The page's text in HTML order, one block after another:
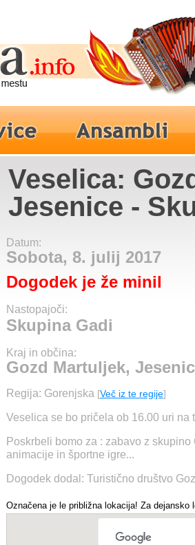
Veselica:
Jesenice -
Datum:
Sobota, 8. julij 2017
Dogodek je že minil
Nastopajoči:
Skupina Gadi
Kraj in občina:
Gozd Martuljek,
Regija: Gorenjska [Več iz te regije]
Veselica se bo pričela ob 16.00 uri na
Poskrbeli bomo za : zabavo z
animacije in športne igre...
Dogodek dodal: Turistično društvo
Označena je le približna lokacija! Za dejansko